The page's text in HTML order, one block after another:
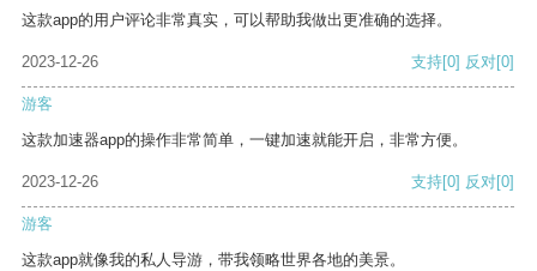
这款app的用户评论非常真实，可以帮助我做出更准确的选择。
2023-12-26 支持[0] 反对[0]
游客
这款加速器app的操作非常简单，一键加速就能开启，非常方便。
2023-12-26 支持[0] 反对[0]
游客
这款app就像我的私人导游，带我领略世界各地的美景。